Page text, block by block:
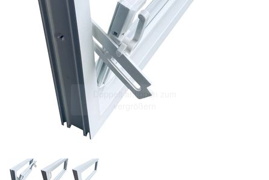
Doppelt antippen zum
vergrößern